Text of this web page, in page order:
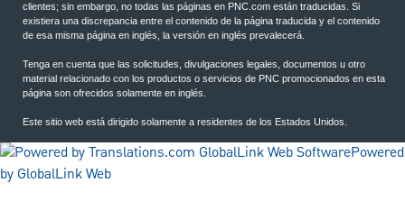
clientes; sin embargo, no todas las páginas en PNC.com están traducidas. Si
existiera una discrepancia entre el contenido de la página traducida y el contenido
de esa misma página en inglés, la versión en inglés prevalecerá.
Tenga en cuenta que las solicitudes, divulgaciones legales, documentos u otro
material relacionado con los productos o servicios de PNC promocionados en esta
página son ofrecidos solamente en inglés.
Este sitio web está dirigido solamente a residentes de los Estados Unidos.
Powered
by GlobalLink Web